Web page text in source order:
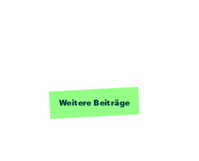
Weitere Beiträge